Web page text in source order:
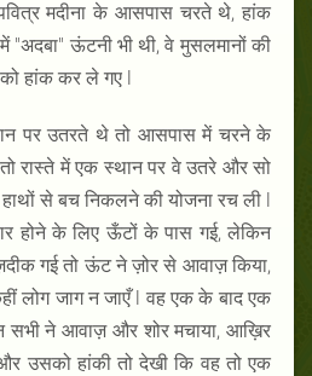
मदीना के आसपास चरते थे, हांक
ऊंटनी भी थी, वे मुसलमानों की
हांक कर ले गए l
पर उतरते थे तो आसपास में चरने के
रास्ते में एक स्थान पर वे उतरे और सो
से बच निकलने की योजना रच ली l
होने के लिए ऊँटों के पास गई, लेकिन
गई तो ऊंट ने ज़ोर से आवाज़ किया,
लोग जाग न जाएँ l वह एक के बाद एक
ने आवाज़ और शोर मचाया, आख़िर
उसको हांकी तो देखी कि वह तो एक